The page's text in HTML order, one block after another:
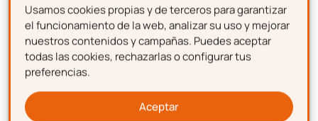
Usamos cookies propias y de terceros para garantizar
el funcionamiento de la web, analizar su uso y mejorar
nuestros contenidos y campañas. Puedes aceptar
todas las cookies, rechazarlas o configurar tus
preferencias.
Aceptar
Laboral
Nombre
Apellidos